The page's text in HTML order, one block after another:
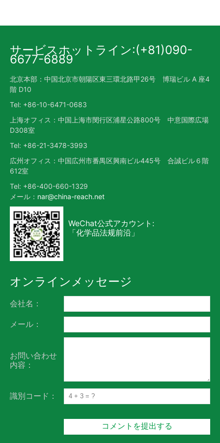
サービスホットライン:(+81)090-
6677-6889
北京本部：中国北京市朝陽区東三環北路甲26号 博瑞ビル A 座4
階 D10
Tel: +86-10-6471-0683
上海オフィス：中国上海市閔行区浦星公路800号 中意国際広場
D308室
Tel: +86-21-3478-3993
広州オフィス：中国広州市番禺区興南ビル445号 合誠ビル６階
612室
Tel: +86-400-660-1329
メール： nar@china-reach.net
WeChat公式アカウント:
「化学品法规前沿」
オンラインメッセージ
会社名：
メール：
お問い合わせ
内容：
識別コード：